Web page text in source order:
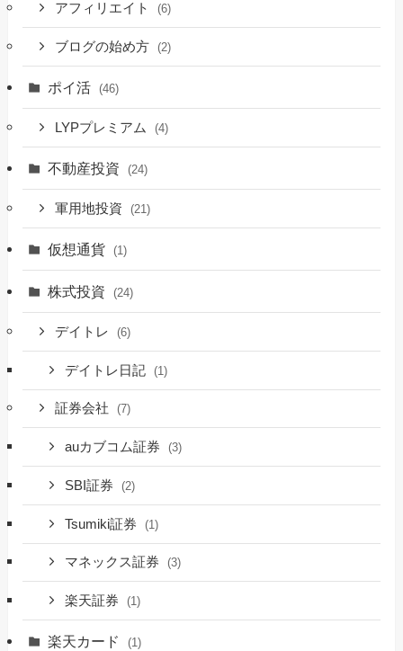
アフィリエイト (6)
ブログの始め方 (2)
ポイ活 (46)
LYPプレミアム (4)
不動産投資 (24)
軍用地投資 (21)
仮想通貨 (1)
株式投資 (24)
デイトレ (6)
デイトレ日記 (1)
証券会社 (7)
auカブコム証券 (3)
SBI証券 (2)
Tsumiki証券 (1)
マネックス証券 (3)
楽天証券 (1)
楽天カード (1)